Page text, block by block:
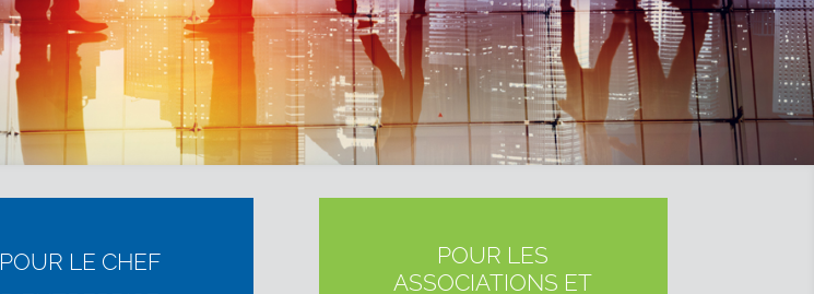
POUR LE CHEF
POUR LES
ASSOCIATIONS ET